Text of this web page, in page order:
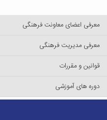
معرفی اعضای معاونت فرهنگی
معرفی مدیریت فرهنگی
قوانین و مقررات
دوره های آموزشی